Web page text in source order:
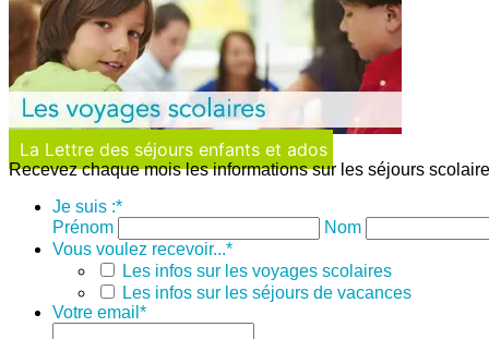
La Lettre des séjours enfants et ados
Recevez chaque mois les informations sur les séjours
Je suis :*
Prénom
Nom
Vous voulez recevoir...*
Les infos sur les voyages scolaires
Les infos sur les séjours de vacances
Votre email *